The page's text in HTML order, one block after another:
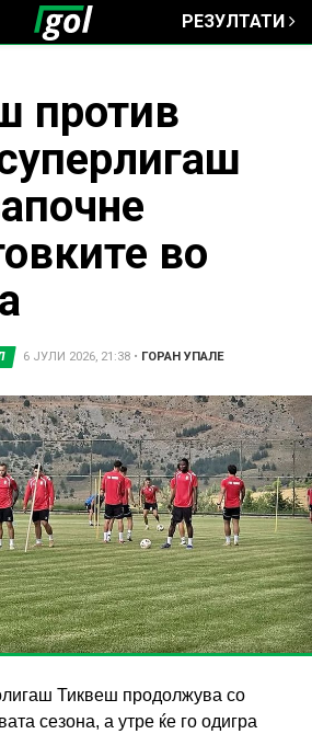
РЕЗУЛТАТИ
против
во
6 ЈУЛИ 2026, 21:38 • ГОРАН УПАЛЕ
Тиквеш продолжува со
сезона, а утре ќе го одигра